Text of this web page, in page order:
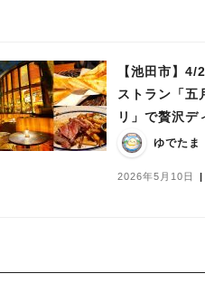
【池田市】
ストラン「五
リ」で贅沢デ
ゆでたま
2026年5月10日